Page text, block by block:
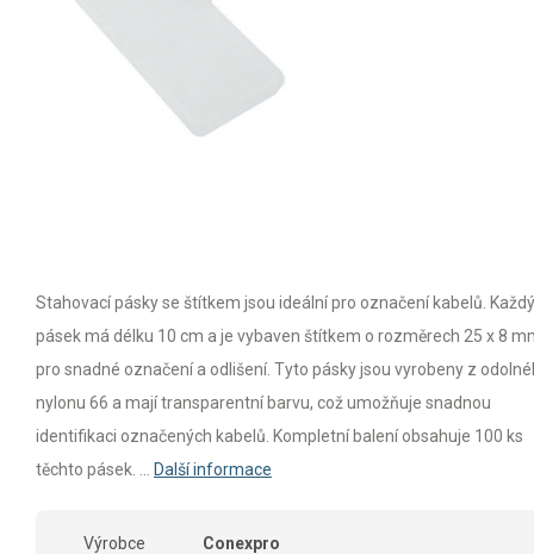
Stahovací pásky se štítkem jsou ideální pro označení kabelů. Každý
pásek má délku 10 cm a je vybaven štítkem o rozměrech 25 x 8
pro snadné označení a odlišení. Tyto pásky jsou vyrobeny z
nylonu 66 a mají transparentní barvu, což umožňuje snadnou
identifikaci označených kabelů. Kompletní balení obsahuje 100 ks
těchto pásek. ...
Další informace
Výrobce
Conexpro